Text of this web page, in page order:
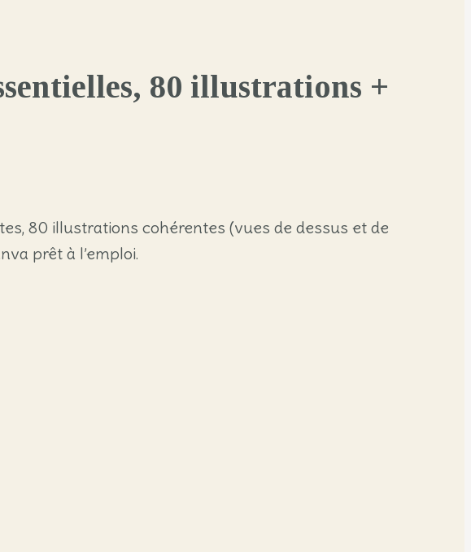
80 illustrations +
80 illustrations cohérentes (vues de dessus et de
prêt à l’emploi.